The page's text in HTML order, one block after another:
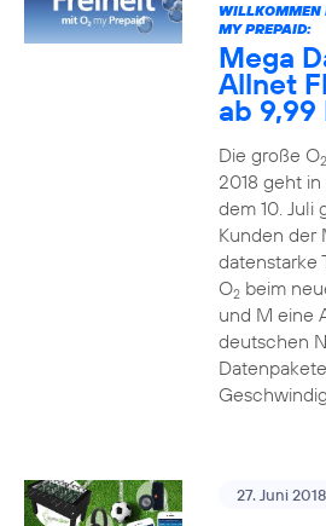
WILLKOMMEN
MY PREPAID:
Mega
Allnet
ab 9,99
Die große O2
2018 geht
dem 10. Juli
Kunden der
datenstarke
O2beim
und M eine
deutschen
27. Juni 2018